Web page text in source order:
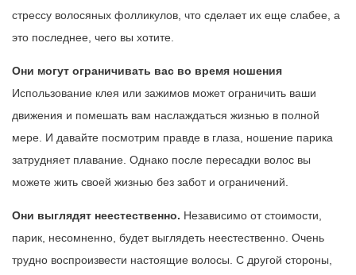
стрессу волосяных фолликулов, что сделает их еще слабее, а
это последнее, чего вы хотите.
Они могут ограничивать вас во время ношения
Использование клея или зажимов может ограничить ваши
движения и помешать вам наслаждаться жизнью в полной
мере. И давайте посмотрим правде в глаза, ношение парика
затрудняет плавание. Однако после пересадки волос вы
можете жить своей жизнью без забот и ограничений.
Они выглядят неестественно. Независимо от стоимости,
парик, несомненно, будет выглядеть неестественно. Очень
трудно воспроизвести настоящие волосы. С другой стороны,